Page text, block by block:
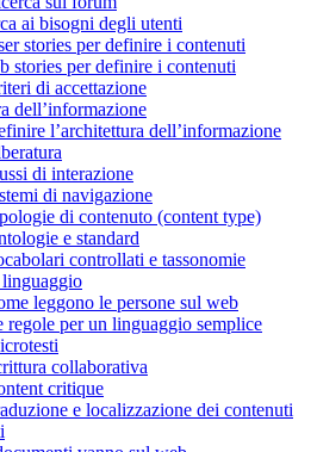
ai bisogni degli utenti
stories per definire i contenuti
stories per definire i contenuti
di accettazione
dell’informazione
l’architettura dell’informazione
di interazione
di navigazione
di contenuto (content type)
e standard
controllati e tassonomie
leggono le persone sul web
regole per un linguaggio semplice
collaborativa
critique
e localizzazione dei contenuti